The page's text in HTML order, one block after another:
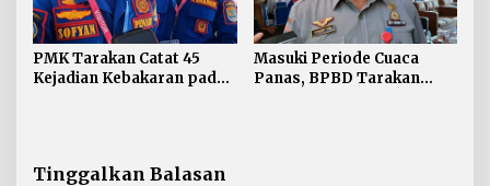
PMK Tarakan Catat 45
Kejadian Kebakaran pada
Masuki Periode Cuaca
Panas, BPBD Tarakan
Tinggalkan Balasan